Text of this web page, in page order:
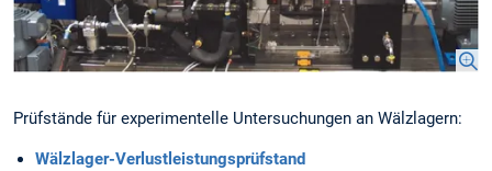
Prüfstände für experimentelle Untersuchungen an Wälzlagern:
Wälzlager-Verlustleistungsprüfstand